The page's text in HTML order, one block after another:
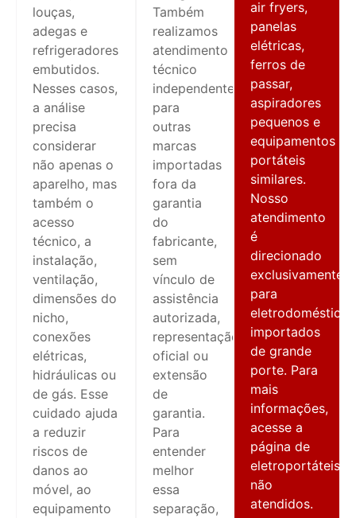
louças,
adegas e
refrigeradores
embutidos.
Nesses casos,
a análise
precisa
considerar
não apenas o
aparelho, mas
também o
acesso
técnico, a
instalação,
ventilação,
dimensões do
nicho,
conexões
elétricas,
hidráulicas ou
de gás. Esse
cuidado ajuda
a reduzir
riscos de
danos ao
móvel, ao
equipamento
Também
realizamos
atendimento
técnico
independente
para
outras
marcas
importadas
fora da
garantia
do
fabricante,
sem
vínculo de
assistência
autorizada,
representação
oficial ou
extensão
de
garantia.
Para
entender
melhor
essa
separação,
air fryers,
panelas
elétricas,
ferros de
passar,
aspiradores
pequenos e
equipamentos
portáteis
similares.
Nosso
atendimento
é
direcionado
exclusivamente
para
eletrodomésticos
importados
de grande
porte. Para
mais
informações,
acesse a
página de
eletroportáteis
não
atendidos.